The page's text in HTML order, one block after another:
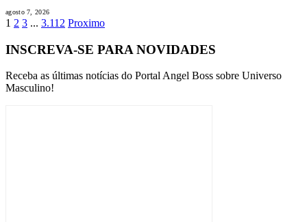
agosto 7, 2026
1 2 3 ... 3.112 Proximo
INSCREVA-SE PARA NOVIDADES
Receba as últimas notícias do Portal Angel Boss sobre Universo
Masculino!